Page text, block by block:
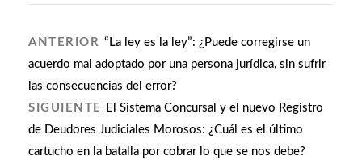
ANTERIOR “La ley es la ley”: ¿Puede corregirse un
acuerdo mal adoptado por una persona jurídica, sin sufrir
las consecuencias del error?
SIGUIENTE
El Sistema Concursal y el nuevo Registro
de Deudores Judiciales Morosos: ¿Cuál es el último
cartucho en la batalla por cobrar lo que se nos debe?